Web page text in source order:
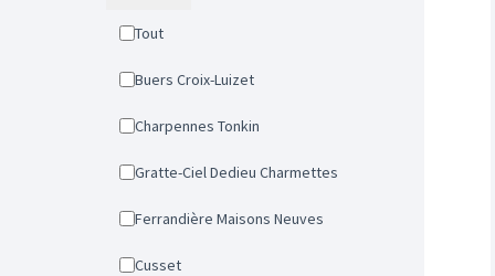
Tout
Buers Croix-Luizet
Charpennes Tonkin
Gratte-Ciel Dedieu Charmettes
Ferrandière Maisons Neuves
Cusset